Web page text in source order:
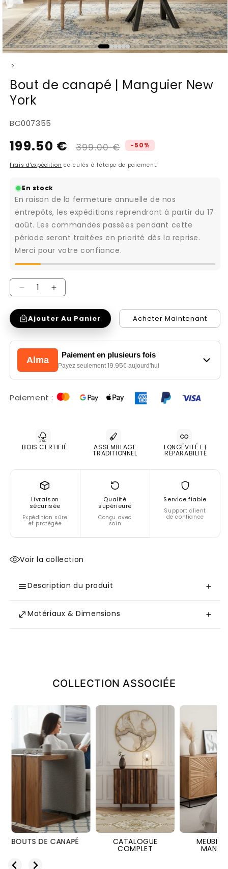
média
dans
fenêtre
modale
>
Bout de canapé | Manguier New
York
SKU:
BC007355
Prix
199.50 €
Prix
399.00 € -50%
Frais d'expédition calculés à l'étape de paiement.
En stock
En raison de la fermeture annuelle de nos
entrepôts, les expéditions reprendront à partir du 17
août. Les commandes passées pendant cette
période seront traitées en priorité dès la reprise.
Merci pour votre confiance.
Réduire
la
quantité
de
Bout
de
canapé
Manguier
Augmenter
la
quantité
de
Bout
de
canapé
Manguier
Ajouter Au Panier Acheter Maintenant
Alma
Paiement en plusieurs fois
Payez seulement 19.95€ aujourd'hui
Paiement :
BOIS CERTIFIÉ ASSEMBLAGE
TRADITIONNEL
LONGÉVITÉ ET
RÉPARABILITÉ
Livraison
sécurisée
Expédition sûre
et protégée
Qualité
supérieure
Conçu avec
soin
Service fiable
Support client
de confiance
Voir la collection
Description du produit
Matériaux & Dimensions
COLLECTION ASSOCIÉE
CATALOGUE MEUBLE BOIS
MANGUIER